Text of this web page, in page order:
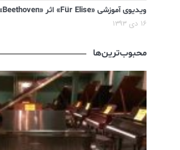
ویدیوی آموزشی «Für Elise» اثر «Beethoven»
۱۶ دی ۱۳۹۳
محبوب‌ترین‌ها